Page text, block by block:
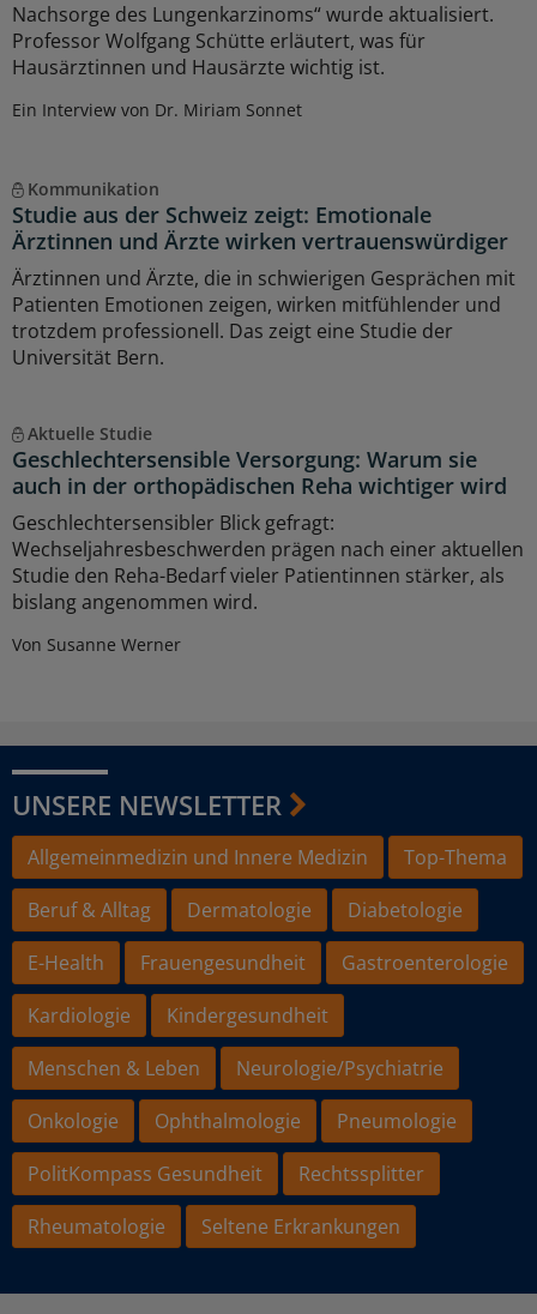
Nachsorge des Lungenkarzinoms“ wurde aktualisiert.
Professor Wolfgang Schütte erläutert, was für
Hausärztinnen und Hausärzte wichtig ist.
Ein Interview von Dr. Miriam Sonnet
Kommunikation
Studie aus der Schweiz zeigt: Emotionale
Ärztinnen und Ärzte wirken vertrauenswürdiger
Ärztinnen und Ärzte, die in schwierigen Gesprächen mit
Patienten Emotionen zeigen, wirken mitfühlender und
trotzdem professionell. Das zeigt eine Studie der
Universität Bern.
Aktuelle Studie
Geschlechtersensible Versorgung: Warum sie
auch in der orthopädischen Reha wichtiger wird
Geschlechtersensibler Blick gefragt:
Wechseljahresbeschwerden prägen nach einer aktuellen
Studie den Reha-Bedarf vieler Patientinnen stärker, als
bislang angenommen wird.
Von Susanne Werner
UNSERE NEWSLETTER
Allgemeinmedizin und Innere Medizin
Top-Thema
Beruf & Alltag
Dermatologie
Diabetologie
E-Health
Frauengesundheit
Gastroenterologie
Kardiologie
Kindergesundheit
Menschen & Leben
Neurologie/Psychiatrie
Onkologie
Ophthalmologie
Pneumologie
PolitKompass Gesundheit
Rechtssplitter
Rheumatologie
Seltene Erkrankungen